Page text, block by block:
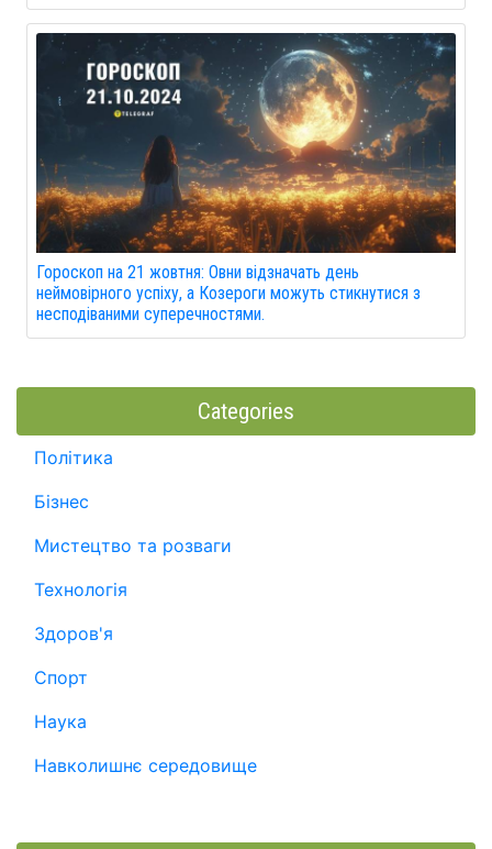
Гороскоп на 21 жовтня: Овни відзначать день
неймовірного успіху, а Козероги можуть стикнутися з
несподіваними суперечностями.
Categories
Політика
Бізнес
Мистецтво та розваги
Технологія
Здоров'я
Спорт
Наука
Навколишнє середовище